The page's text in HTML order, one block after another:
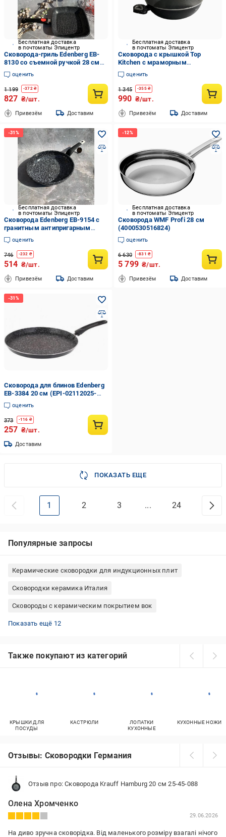
Бесплатная доставка
в почтоматы Эпицентр
Сковорода-гриль Edenberg EB-
8130 со съемной ручкой 28 см
(EPI-15102025-1091)
оценить
1 199 -372₴
827 ₴/шт.
Привезём Доставим
Бесплатная доставка
в почтоматы Эпицентр
Сковорода с крышкой Top
Kitchen с мраморным
антипригарным покрытием 32
см 5 л (TK00096)
оценить
1 345 -355₴
990 ₴/шт.
Привезём Доставим
Бесплатная доставка
в почтоматы Эпицентр
Сковорода Edenberg EB-9154 с
гранитным антипригарным
покрытием без крышки 24 см
(EPI-15102025-1057)
оценить
746 -232 ₴
514 ₴/шт.
Привезём Доставим
Бесплатная доставка
в почтоматы Эпицентр
Сковорода WMF Profi 28 см
(4000530516824)
оценить
6 630 -831 ₴
5 799 ₴/шт.
Привезём Доставим
Сковорода для блинов Edenberg
EB-3384 20 см (EPI-02112025-
169)
оценить
373 -116 ₴
257 ₴/шт.
Доставим
ПОКАЗАТЬ ЕЩЕ
1 2 3 ... 24
Популярные запросы
Керамические сковородки для индукционных плит
Сковородки керамика Италия
Сковороды с керамическим покрытием вок
Сковородки вок 24 см
Алюминиевые сковородки с керамическим покрытием
Сковородки керамика Delimano
Сковороды AMT Gastroguss сковорода-гриль
Сковороды Tefal для блинов/оладьев
Сковорода-гриль Tefal
Сковородки Tefal 24 см
Сковородки вок с крышкой
Блинная сковородка для индукционной плиты
Сковороды Tefal для индукционных плит
Сковородки Fissman вок
Сковородки вок Tefal
Показать ещё 12
Также покупают из категорий
КРЫШКИ ДЛЯ
ПОСУДЫ
КАСТРЮЛИ
ЛОПАТКИ
КУХОННЫЕ
КУХОННЫЕ НОЖИ
Отзывы: Сковородки Германия
Отзыв про: Сковорода Krauff Hamburg 20 см 25-45-088
Олена Хромченко
29.06.2026
На диво зручна сковорідка. Від маленького розміру взагалі нічого